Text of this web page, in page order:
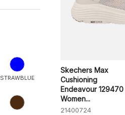
STRAWBLUE
Skechers Max
Cushioning
Endeavour 129470
Women...
21400724